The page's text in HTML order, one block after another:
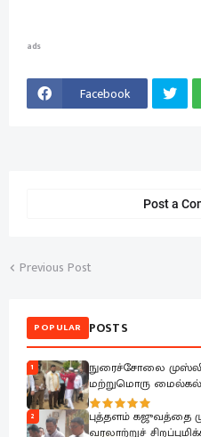
ads
Facebook
Post a
Previous Post
POPULAR POSTS
1
நுரைச்சோலை
மற்றுமொரு
2
புத்தளம் கஜுவத்தை
வரலாற்றுச்